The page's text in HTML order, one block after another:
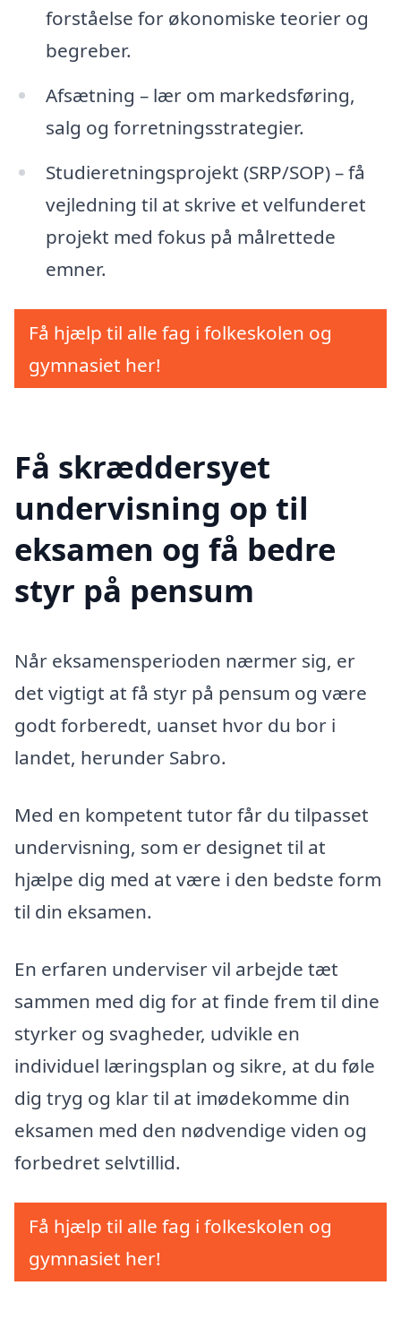
forståelse for økonomiske teorier og
begreber.
Afsætning – lær om markedsføring,
salg og forretningsstrategier.
Studieretningsprojekt (SRP/SOP) – få
vejledning til at skrive et velfunderet
projekt med fokus på målrettede
emner.
Få hjælp til alle fag i folkeskolen og
gymnasiet her!
Få skræddersyet
undervisning op til
eksamen og få bedre
styr på pensum
Når eksamensperioden nærmer sig, er
det vigtigt at få styr på pensum og være
godt forberedt, uanset hvor du bor i
landet, herunder Sabro.
Med en kompetent tutor får du tilpasset
undervisning, som er designet til at
hjælpe dig med at være i den bedste form
til din eksamen.
En erfaren underviser vil arbejde tæt
sammen med dig for at finde frem til dine
styrker og svagheder, udvikle en
individuel læringsplan og sikre, at du føle
dig tryg og klar til at imødekomme din
eksamen med den nødvendige viden og
forbedret selvtillid.
Få hjælp til alle fag i folkeskolen og
gymnasiet her!